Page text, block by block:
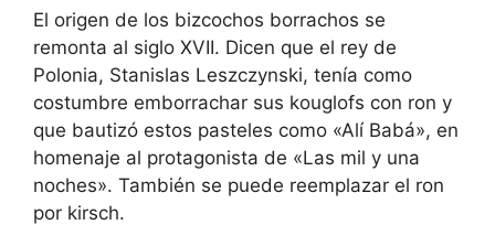
El origen de los bizcochos borrachos se
remonta al siglo XVII. Dicen que el rey de
Polonia, Stanislas Leszczynski, tenía como
costumbre emborrachar sus kouglofs con ron y
que bautizó estos pasteles como «Alí Babá», en
homenaje al protagonista de «Las mil y una
noches». También se puede reemplazar el ron
por kirsch.